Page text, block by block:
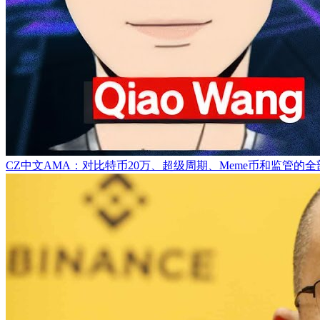
CZ中文AMA：对比特币20万、超级周期、Meme币和监管的全